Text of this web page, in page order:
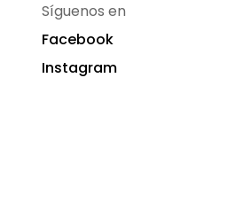
Síguenos en
Facebook
Instagram